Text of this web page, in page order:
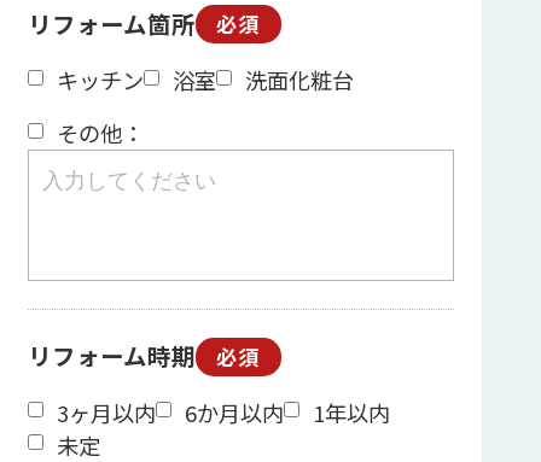
リフォーム箇所 必須
キッチン 浴室
洗面化粧台
その他：
リフォーム時期 必須
3ヶ月以内 6か月以内
1年以内
未定